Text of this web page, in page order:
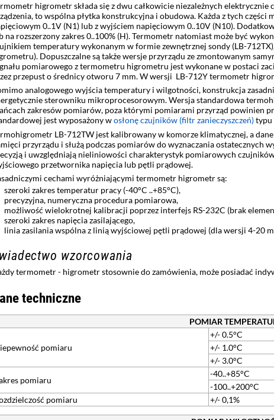
higrometr składa się z dwu całkowicie niezależnych
to wspólna płytka konstrukcyjna i obudowa. Każda z tych
0..1V (N1) lub z wyjściem napięciowym 0..10V (N10).
na rozszerzony zakres 0..100% (H). Termometr natomiast może być
temperatury wykonanym w formie zewnętrznej sondy (LB-
Dopuszczalne są także wersje przyrządu ze zmontowanym
pomiarowego z termometru higrometru jest wykonane w postaci
przepust o średnicy otworu 7 mm. W wersji LB-712Y termometr
analogowego wyjścia temperatury i wilgotności, konstrukcja
sterowniku mikroprocesorowym. Wersja standardowa
zakresów pomiarów, poza którymi pomiarami przyrząd powinien
jest wyposażony wosłonę czujników (filtr zanieczyszczeń)typu
LB-712TW jest kalibrowany w komorze klimatycznej, a
przyrządu i służą podczas pomiarów do wyznaczania
i uwzględniają nieliniowości charakterystyk pomiarowych
przetwornika napięcia lub pętli prądowej.
cechami wyróżniającymi termometr higrometr są:
szeroki zakres temperatur pracy (-40°C ..+85°C),
precyzyjna, numeryczna procedura pomiarowa,
możliwość wielokrotnej kalibracji poprzez interfejs RS-232C (brak
szeroki zakres napięcia zasilającego,
linia zasilania wspólna z linią wyjściowej pętli prądowej (dla wersji 4-20
wzorcowania
termometr - higrometr stosownie do zamówienia, może posiadać
techniczne
POMIAR
pomiaru
+/- 0.5°C
+/- 1.0°C
+/- 3.0°C
pomiaru
-40..+85°C
-100..+200°C
pomiaru
+/- 0,1%